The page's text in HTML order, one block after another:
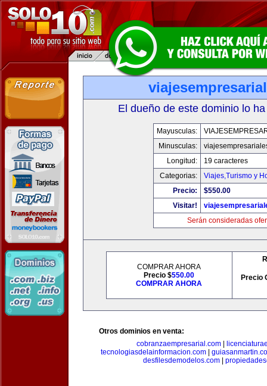
El dueño de este dominio lo
Mayusculas:
Minusculas:
Longitud:
19 caracteres
Categorias:
Viajes,Turismo y
Precio:
$550.00
Visitar!
Serán consideradas
COMPRAR AHORA
Precio $550.00
COMPRAR AHORA
Precio
Otros dominios en venta:
cobranzaempresarial.com
tecnologiasdelainformacion.com|
desfilesdemodelos.com